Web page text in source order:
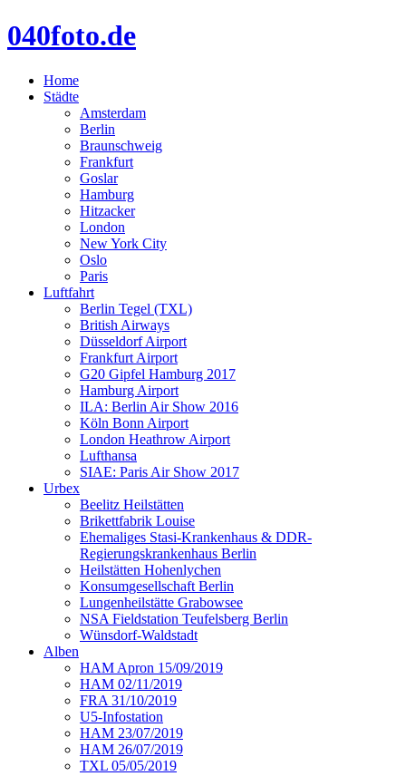
040foto.de
Home
Städte
Amsterdam
Berlin
Braunschweig
Frankfurt
Goslar
Hamburg
Hitzacker
London
New York City
Oslo
Paris
Luftfahrt
Berlin Tegel (TXL)
British Airways
Düsseldorf Airport
Frankfurt Airport
G20 Gipfel Hamburg 2017
Hamburg Airport
ILA: Berlin Air Show 2016
Köln Bonn Airport
London Heathrow Airport
Lufthansa
SIAE: Paris Air Show 2017
Urbex
Beelitz Heilstätten
Brikettfabrik Louise
Ehemaliges Stasi-Krankenhaus & DDR-
Regierungskrankenhaus Berlin
Heilstätten Hohenlychen
Konsumgesellschaft Berlin
Lungenheilstätte Grabowsee
NSA Fieldstation Teufelsberg Berlin
Wünsdorf-Waldstadt
Alben
HAM Apron 15/09/2019
HAM 02/11/2019
FRA 31/10/2019
U5-Infostation
HAM 23/07/2019
HAM 26/07/2019
TXL 05/05/2019